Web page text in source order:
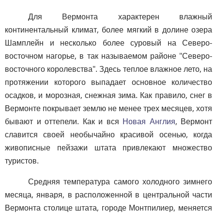
Для Вермонта характерен влажный
континентальный климат, более мягкий в долине озера
Шамплейн и несколько более суровый на Северо-
восточном нагорье, в так называемом районе "Северо-
восточного королевства". Здесь теплое влажное лето, на
протяжении которого выпадает основное количество
осадков, и морозная, снежная зима. Как правило, снег в
Вермонте покрывает землю не менее трех месяцев, хотя
бывают и оттепели. Как и вся Новая Англия, Вермонт
славится своей необычайно красивой осенью, когда
живописные пейзажи штата привлекают множество
туристов.
Средняя температура самого холодного зимнего
месяца, января, в расположенной в центральной части
Вермонта столице штата, городе Монтпилиер, меняется